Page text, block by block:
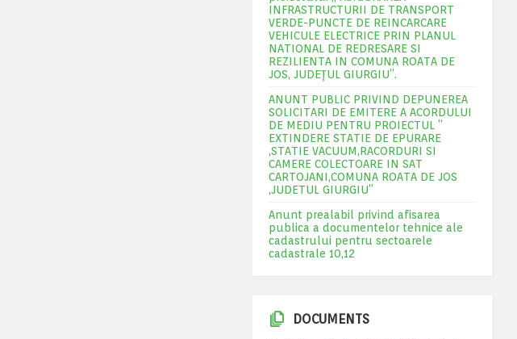
INFRASTRUCTURII DE TRANSPORT
VERDE-PUNCTE DE REINCARCARE
VEHICULE ELECTRICE PRIN PLANUL
NATIONAL DE REDRESARE SI
REZILIENTA IN COMUNA ROATA DE
JOS, JUDEŢUL GIURGIU”.
ANUNT PUBLIC PRIVIND DEPUNEREA
SOLICITARI DE EMITERE A ACORDULUI
DE MEDIU PENTRU PROIECTUL ”
EXTINDERE STATIE DE EPURARE
,STATIE VACUUM,RACORDURI SI
CAMERE COLECTOARE IN SAT
CARTOJANI,COMUNA ROATA DE JOS
,JUDETUL GIURGIU”
Anunt prealabil privind afisarea
publica a documentelor tehnice ale
cadastrului pentru sectoarele
cadastrale 10,12
DOCUMENTS